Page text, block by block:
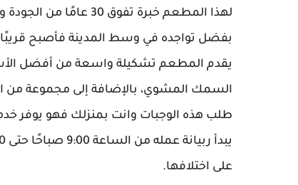
لهذا المطعم خبرة
بفضل تواجده في وسط المدينة فأصبح قريبًا
يقدم المطعم تشكيلة واسعة من أفضل
السمك المشوي، بالإضافة إلى مجموعة من
طلب هذه الوجبات وانت بمنزلك فهو يوفر
على اختلافها.